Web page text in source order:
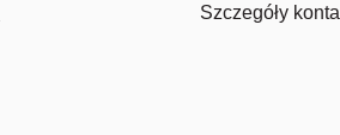
Szczegóły konta